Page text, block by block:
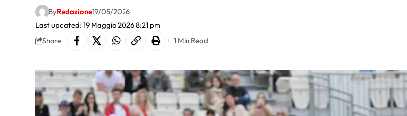
Last updated: 19 Maggio 2026 8:21 pm
ByRedazione19/05/2026
Share 1 Min Read